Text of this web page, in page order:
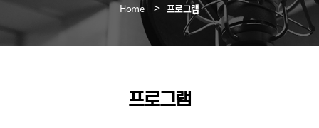
Home 프로그램
프로그램